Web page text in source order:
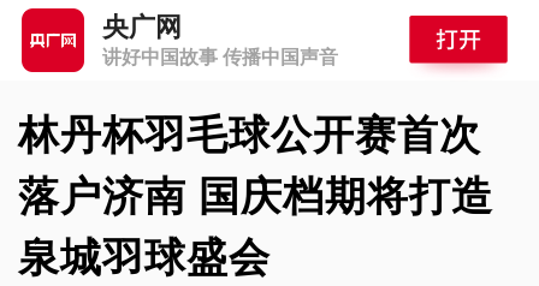
央广网
讲好中国故事 传播中国声音
林丹杯羽毛球公开赛首次
落户济南 国庆档期将打造
泉城羽球盛会